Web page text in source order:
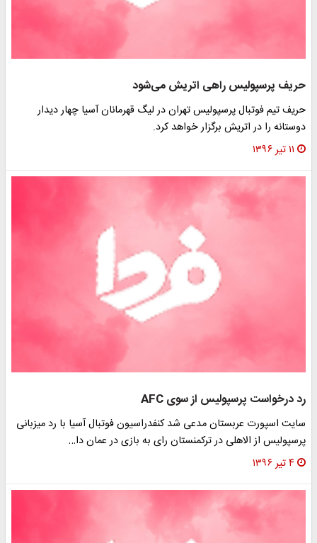
حریف پرسپولیس راهی اتریش می‌شود
حریف تیم فوتبال پرسپولیس تهران در لیگ قهرمانان آسیا چهار دیدار
دوستانه را در اتریش برگزار خواهد کرد.
۱۱ تیر ۱۳۹۶
رد درخواست پرسپولیس از سوی AFC
سایت اسپورت عربستان مدعی شد کنفدراسیون فوتبال آسیا با رد میزبانی
پرسپولیس از الاهلی در ترکمنستان رای به بازی در عمان دا…
۴ تیر ۱۳۹۶